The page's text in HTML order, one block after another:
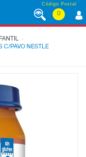
Código Postal
0
.
C/PAVO NESTLE